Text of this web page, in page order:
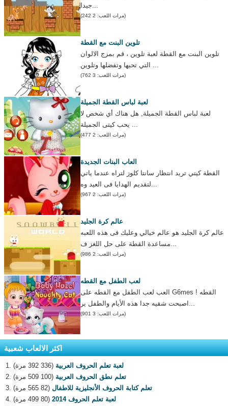
جيدا...
(مرات اللعب: 2 242)
تلوين البنت مع القطة
تلوين البنت مع القطة لعبة تلوين ، قم بمزج الالوان
التي تحبها وتفضلها وتلوين ...
(مرات اللعب: 3 762)
لعبة لباس القطة الجميلة
لعبة لباس القطة الجميلة, هل هناك أي شخص لا
يحب كيتى الجميلة ...
(مرات اللعب: 2 477)
العاب البنات الجديدة
القطة كيتي تريد انتظار سانتا كلوز لتراه عندما ياتي
لتقديم الهدايا فى العيد وه...
(مرات اللعب: 2 967)
عالم كرة الجليد
عالم كرة الجليد هو عالم خيالي وعليك فى هذه اللعبه
مساعدة القطة على حل اللغز ف...
(مرات اللعب: 2 986)
لعب الطفل مع القطه
العب لعب الطفل مع القطه على G6mes ! القطه
اصبحت شقيه جدا هذه الأيام والطفل ير...
(مرات اللعب: 3 901)
اكثر الالعاب شعبية
لعبة تعلم الحروف العربية (336 392 مرة)
تعلم نطق الحروف العربية (100 509 مرة)
تعلم كتابة الحروف الأنجليزية للاطفال (82 565 مرة)
لعبة تعلم الحروف 2014
(80 499 مرة)